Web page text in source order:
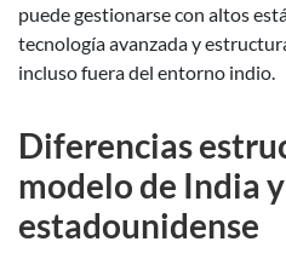
puede gestionarse con altos
tecnología avanzada y
incluso fuera del entorno indio.
Diferencias
modelo de India
estadounidense